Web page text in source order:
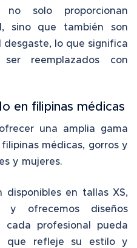
solo proporcionan
sino que también son
lo que significa
reemplazados con
en filipinas médicas
una amplia gama
médicas, gorros y
y mujeres.
disponibles en tallas XS,
ofrecemos diseños
cada profesional pueda
que refleje su estilo y